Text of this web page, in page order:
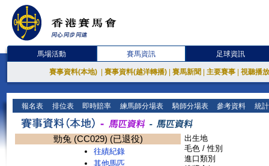
馬場活動 賽馬資訊 足球資訊
賽事資料(本地) 賽事資料(越洋轉播) 賽馬新聞 主要賽事 視聽播
報名表 排位表 即時賠率 練馬師分場表 騎師分場表 參考資料 統
勁兔 (CC029) (已退役)
往績紀錄
其他馬匹
出生地
毛色 / 性別
進口類別